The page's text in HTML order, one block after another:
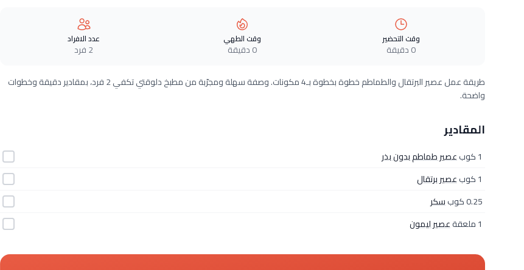
وقت التحضير
0 دقيقة
وقت الطهي
0 دقيقة
عدد الافراد
2 فرد
طريقة عمل عصير البرتقال والطماطم خطوة بخطوة بـ4 مكونات. وصفة سهلة ومجرّبة من مطبخ دلوقتي تكفي 2 فرد، بمقادير دقيقة وخطوات
واضحة.
المقادير
1 كوب
عصير طماطم بدون بذر
1 كوب
عصير برتقال
0.25 كوب
سكر
1 ملعقة
عصير ليمون